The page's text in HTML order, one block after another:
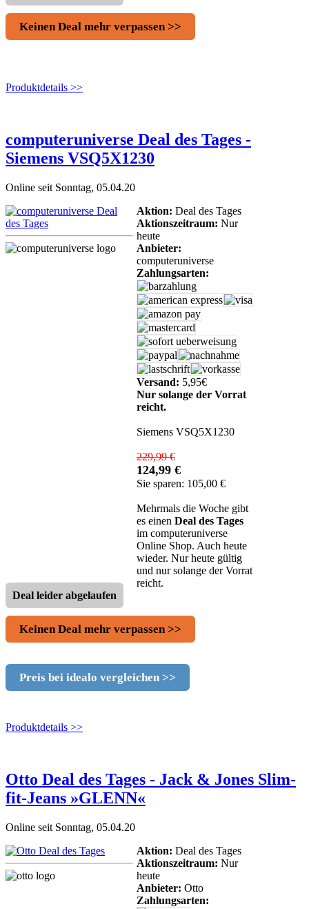
Keinen Deal mehr verpassen >>
Produktdetails >>
computeruniverse Deal des Tages -
Siemens VSQ5X1230
Online seit Sonntag, 05.04.20
Aktion: Deal des Tages
Aktionszeitraum: Nur
heute
Anbieter:
computeruniverse
Zahlungsarten:
Versand: 5,95€
Nur solange der Vorrat
reicht.
Siemens VSQ5X1230
229,99 €
124,99 €
Sie sparen: 105,00 €
Mehrmals die Woche gibt
es einen Deal des Tages
im computeruniverse
Online Shop. Auch heute
wieder. Nur heute gültig
und nur solange der Vorrat
reicht.
Deal leider abgelaufen
Keinen Deal mehr verpassen >>
Preis bei idealo vergleichen >>
Produktdetails >>
Otto Deal des Tages - Jack & Jones Slim-
fit-Jeans »GLENN«
Online seit Sonntag, 05.04.20
Aktion: Deal des Tages
Aktionszeitraum: Nur
heute
Anbieter: Otto
Zahlungsarten: